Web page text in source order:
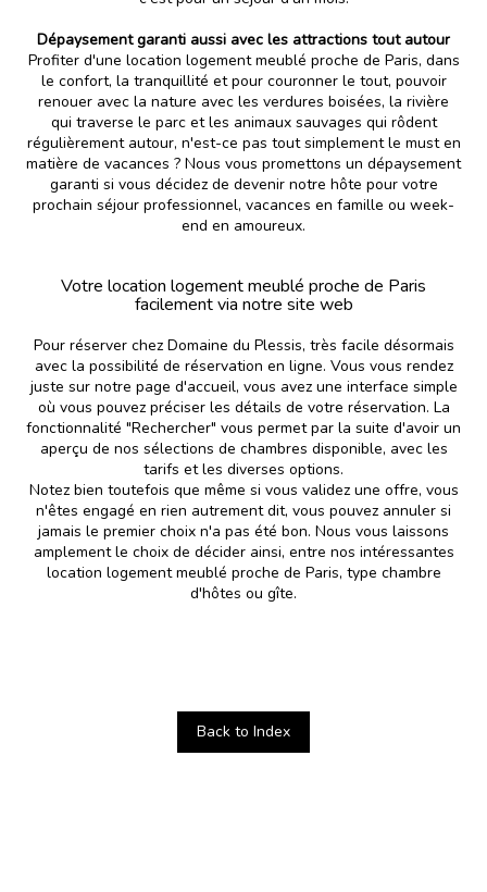
Dépaysement garanti aussi avec les attractions tout autour
Profiter d'une location logement meublé proche de Paris, dans
le confort, la tranquillité et pour couronner le tout, pouvoir
renouer avec la nature avec les verdures boisées, la rivière
qui traverse le parc et les animaux sauvages qui rôdent
régulièrement autour, n'est-ce pas tout simplement le must en
matière de vacances ? Nous vous promettons un dépaysement
garanti si vous décidez de devenir notre hôte pour votre
prochain séjour professionnel, vacances en famille ou week-
end en amoureux.
Votre location logement meublé proche de Paris
facilement via notre site web
Pour réserver chez Domaine du Plessis, très facile désormais
avec la possibilité de réservation en ligne. Vous vous rendez
juste sur notre page d'accueil, vous avez une interface simple
où vous pouvez préciser les détails de votre réservation. La
fonctionnalité "Rechercher" vous permet par la suite d'avoir un
aperçu de nos sélections de chambres disponible, avec les
tarifs et les diverses options.
Notez bien toutefois que même si vous validez une offre, vous
n'êtes engagé en rien autrement dit, vous pouvez annuler si
jamais le premier choix n'a pas été bon. Nous vous laissons
amplement le choix de décider ainsi, entre nos intéressantes
location logement meublé proche de Paris, type chambre
d'hôtes ou gîte.
Back to Index